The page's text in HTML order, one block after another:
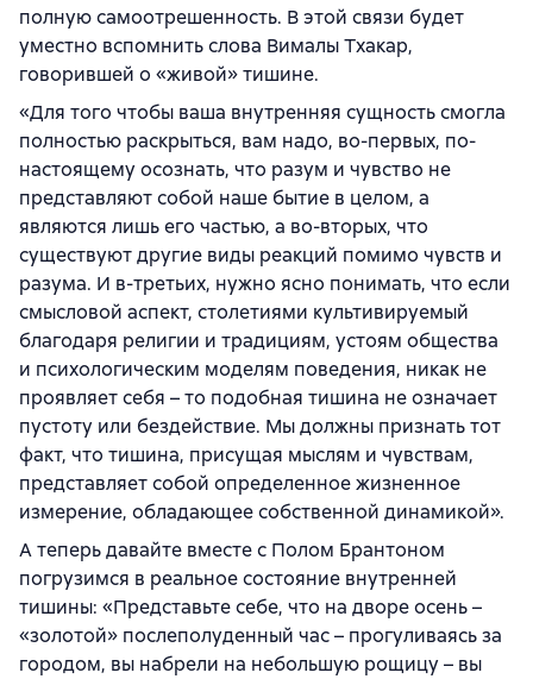
полную самоотрешенность. В этой связи будет
уместно вспомнить слова Вималы Тхакар,
говорившей о «живой» тишине.
«Для того чтобы ваша внутренняя сущность смогла
полностью раскрыться, вам надо, во-первых, по-
настоящему осознать, что разум и чувство не
представляют собой наше бытие в целом, а
являются лишь его частью, а во-вторых, что
существуют другие виды реакций помимо чувств и
разума. И в-третьих, нужно ясно понимать, что если
смысловой аспект, столетиями культивируемый
благодаря религии и традициям, устоям общества
и психологическим моделям поведения, никак не
проявляет себя – то подобная тишина не означает
пустоту или бездействие. Мы должны признать тот
факт, что тишина, присущая мыслям и чувствам,
представляет собой определенное жизненное
измерение, обладающее собственной динамикой».
А теперь давайте вместе с Полом Брантоном
погрузимся в реальное состояние внутренней
тишины: «Представьте себе, что на дворе осень –
«золотой» послеполуденный час – прогуливаясь за
городом, вы набрели на небольшую рощицу – вы